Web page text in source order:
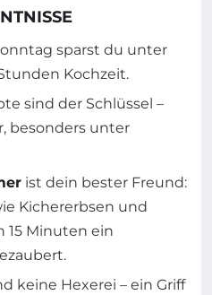
sparst du unter
Kochzeit.
sind der Schlüssel –
besonders unter
ist dein bester Freund:
Kichererbsen und
15 Minuten ein
keine Hexerei – ein Griff